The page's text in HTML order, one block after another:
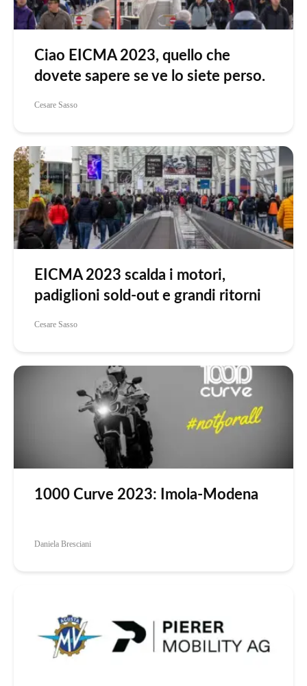
Ciao EICMA 2023, quello che
dovete sapere se ve lo siete perso.
Cesare Sasso
EICMA 2023 scalda i motori,
padiglioni sold-out e grandi ritorni
Cesare Sasso
1000 Curve 2023: Imola-Modena
Daniela Bresciani